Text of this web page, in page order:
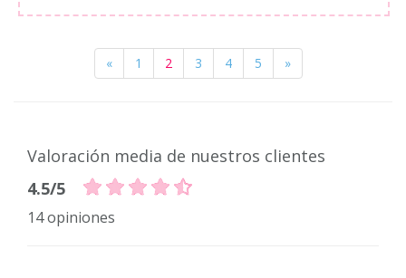
« 1 2 3 4 5 »
Valoración media de nuestros clientes
4.5/5
14 opiniones